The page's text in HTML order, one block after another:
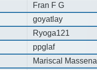
Fran F G
goyatlay
Ryoga121
ppglaf
Mariscal Massena